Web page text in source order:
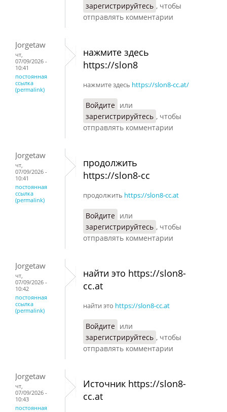
зарегистрируйтесь , чтобы
отправлять комментарии
Jorgetaw
чт,
07/09/2026 -
10:41
постоянная
ссылка
(permalink)
нажмите здесь
https://slon8
нажмите здесь https://slon8-cc.at/
Войдите или
зарегистрируйтесь , чтобы
отправлять комментарии
Jorgetaw
чт,
07/09/2026 -
10:41
постоянная
ссылка
(permalink)
продолжить
https://slon8-cc
продолжить https://slon8-cc.at
Войдите или
зарегистрируйтесь , чтобы
отправлять комментарии
Jorgetaw
чт,
07/09/2026 -
10:42
постоянная
ссылка
(permalink)
найти это https://slon8-
cc.at
найти это https://slon8-cc.at
Войдите или
зарегистрируйтесь , чтобы
отправлять комментарии
Jorgetaw
чт,
07/09/2026 -
10:43
постоянная
Источник https://slon8-
cc.at